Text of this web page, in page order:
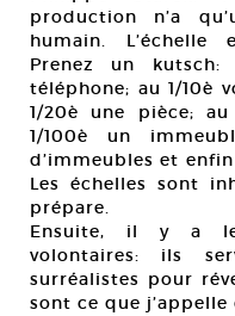
production n’a
humain. L’échelle
Prenez un
téléphone; au 1/10è
1/20è une pièce;
1/100è un
d’immeubles et
Les échelles sont
prépare.
Ensuite, il y a les
volontaires: ils
surréalistes pour
sont ce que